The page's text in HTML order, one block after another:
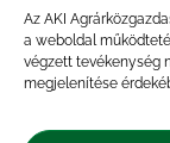
Az AKI
a weboldal
végzett tevékenység
megjelenítése
szarvasmarha
ár tojás
vágómarha